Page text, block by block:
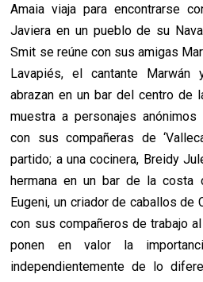
Amaia viaja para encontrarse
Javiera en un pueblo de su
Smit se reúne con sus amigas
Lavapiés, el cantante
abrazan en un bar del centro de
muestra a personajes
con sus compañeras de
partido; a una cocinera, Breidy
hermana en un bar de la costa
Eugeni, un criador de caballos de
con sus compañeros de trabajo
ponen en valor la
independientemente de lo